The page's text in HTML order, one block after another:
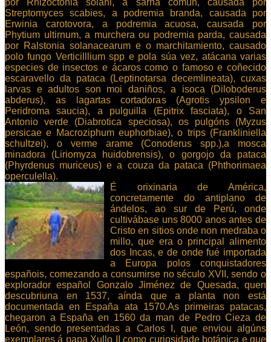
por Rhizoctonia solani, a sarna común, causada por
Streptomyces scabies, a podremia branda, causada por
Erwinia carotovora, a podremia acuosa, causada por
Phytium ultirnum, a murchera ou podremia parda, causada
por Ralstonia solanacearum e o marchitamiento, causado
polo fungo Verticilllium spp e pola súa vez, atácana varias
especies de insectos e ácaros como o famoso e coñecido
escaravello da pataca (Leptinotarsa decemlineata), cuxas
larvas e adultos son moi daniños, a isoca (Diloboderus
abderus), as lagartas cortadoras (Agrotis ypsilon e
Peridroma saucia), a pulguilla (Epitrix fasciata), o San
Antonio verde (Diabrotica speciosa), os pulgóns (Myzus
persicae e Macroziphum euphorbiae), o trips (Frankliniella
schultzei), o verme arame (Conoderus spp.),a mosca
minadora (Liriomyza huidobrensis), o gorgojo da pataca
(Phyrdenus muriceus) e a couza da pataca (Phthorimaea
operculella).
É orixinaria de América,
concretamente do antiplano de
ándelos, ao sur de Perú, onde
cultivábase uns 8000 anos antes de
Cristo en sitios onde non medraba o
millo, que era o principal alimento
dos Incas, e de onde fué importada
a Europa polos conquistadores
españois, comezando a consumirse no século XVII, sendo o
explorador español Gonzalo Jiménez de Quesada, quen
descubriuna en 1537, aínda que a planta non está
documentada en España ata 1570.As primeiras patacas,
chegaron a España en 1560 da man de Pedro Cieza de
León, sendo presentadas a Carlos I, que enviou algúns
exemplares á papa Xullo II como curiosidade botánica e que